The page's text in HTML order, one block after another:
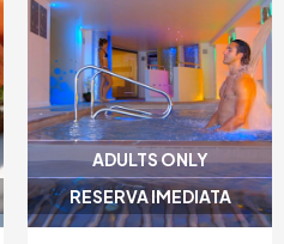
ADULTS ONLY
RESERVA IMEDIATA